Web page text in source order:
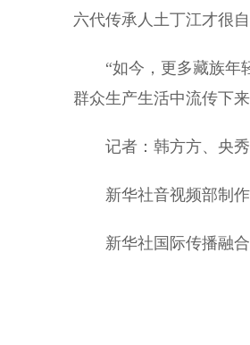
六代传承人土丁江才很
“如今，更多藏族年轻
群众生产生活中流传下
记者：韩方方、央秀
新华社音视频部制作
新华社国际传播融合